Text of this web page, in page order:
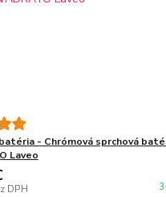
- Chrómová sprchová
Laveo
DPH